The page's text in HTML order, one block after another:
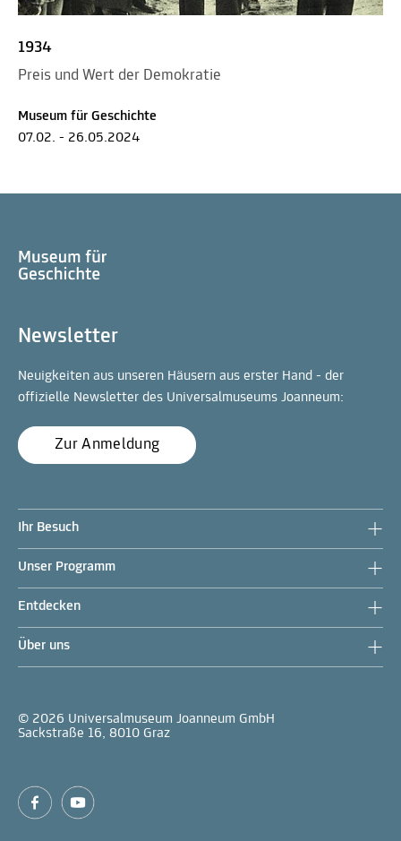
1934
Preis und Wert der Demokratie
Museum für Geschichte
07.02. - 26.05.2024
Newsletter
Neuigkeiten aus unseren Häusern aus erster Hand - der
offizielle Newsletter des Universalmuseums Joanneum:
Zur Anmeldung
Ihr Besuch
Unser Programm
Entdecken
Über uns
© 2026 Universalmuseum Joanneum GmbH
Sackstraße 16, 8010 Graz